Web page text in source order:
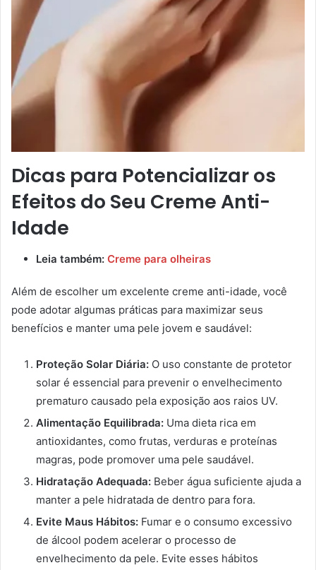
Dicas para Potencializar os
Efeitos do Seu Creme Anti-
Idade
Leia também: Creme para olheiras
Além de escolher um excelente creme anti-idade, você
pode adotar algumas práticas para maximizar seus
benefícios e manter uma pele jovem e saudável:
Proteção Solar Diária: O uso constante de protetor
solar é essencial para prevenir o envelhecimento
prematuro causado pela exposição aos raios UV.
Alimentação Equilibrada: Uma dieta rica em
antioxidantes, como frutas, verduras e proteínas
magras, pode promover uma pele saudável.
Hidratação Adequada: Beber água suficiente ajuda a
manter a pele hidratada de dentro para fora.
Evite Maus Hábitos: Fumar e o consumo excessivo
de álcool podem acelerar o processo de
envelhecimento da pele. Evite esses hábitos